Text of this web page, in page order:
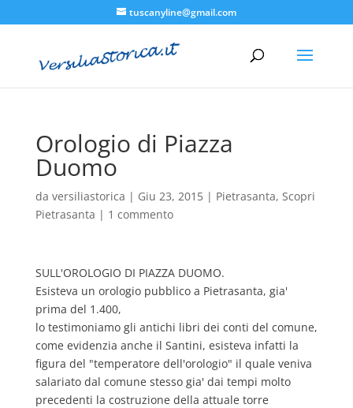
tuscanyline@gmail.com
Orologio di Piazza
Duomo
da versiliastorica | Giu 23, 2015| Pietrasanta, Scopri
Pietrasanta | 1 commento
SULL'OROLOGIO DI PIAZZA DUOMO.
Esisteva un orologio pubblico a Pietrasanta, gia'
prima del 1.400,
lo testimoniamo gli antichi libri dei conti del comune,
come evidenzia anche il Santini, esisteva infatti la
figura del "temperatore dell'orologio" il quale veniva
salariato dal comune stesso gia' dai tempi molto
precedenti la costruzione della attuale torre